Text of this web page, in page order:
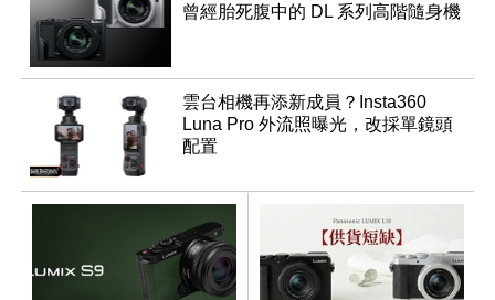
曾經胎死腹中的 DL 系列高階隨身機
雲台相機再添新成員？Insta360
Luna Pro 外流照曝光，改採單鏡頭
配置